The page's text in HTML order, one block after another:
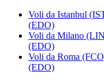
Voli da Istanbul
(EDO)
Voli da Milano
(EDO)
Voli da Roma
(EDO)